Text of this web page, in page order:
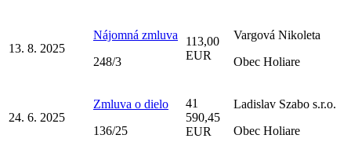
13. 8. 2025
Nájomná zmluva
248/3
113,00
EUR
Vargová Nikoleta
Obec Holiare
24. 6. 2025
Zmluva o dielo
136/25
41
590,45
EUR
Ladislav Szabo s.r.o.
Obec Holiare